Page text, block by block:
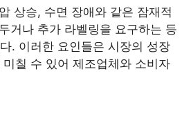
상승, 수면 장애와 같은 잠재적
거나 추가 라벨링을 요구하는 등
. 이러한 요인들은 시장의 성장
칠 수 있어 제조업체와 소비자